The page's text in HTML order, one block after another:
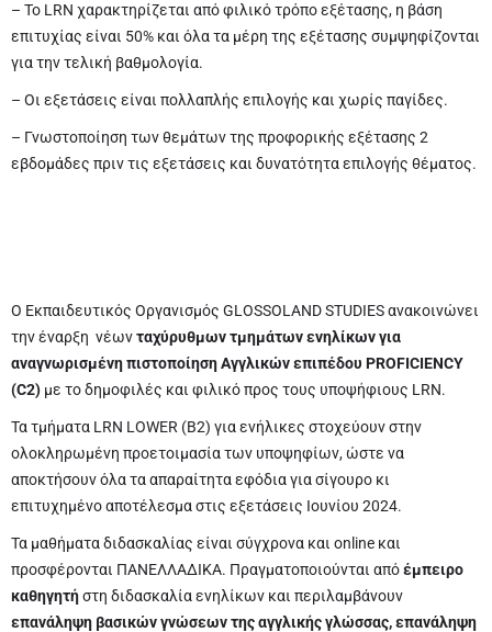
– Το LRN χαρακτηρίζεται από φιλικό τρόπο εξέτασης, η βάση
επιτυχίας είναι 50% και όλα τα μέρη της εξέτασης συμψηφίζονται
για την τελική βαθμολογία.
– Οι εξετάσεις είναι πολλαπλής επιλογής και χωρίς παγίδες.
– Γνωστοποίηση των θεμάτων της προφορικής εξέτασης 2
εβδομάδες πριν τις εξετάσεις και δυνατότητα επιλογής θέματος.
Ο Εκπαιδευτικός Οργανισμός GLOSSOLAND STUDIES ανακοινώνει
την έναρξη νέωνταχύρυθμων τμημάτων ενηλίκων για
αναγνωρισμένη πιστοποίηση Αγγλικών επιπέδου PROFICIENCY
(C2) με το δημοφιλές και φιλικό προς τους υποψήφιους LRN.
Τα τμήματα LRN LOWER (B2) για ενήλικες στοχεύουν στην
ολοκληρωμένη προετοιμασία των υποψηφίων, ώστε να
αποκτήσουν όλα τα απαραίτητα εφόδια για σίγουρο κι
επιτυχημένο αποτέλεσμα στις εξετάσεις Ιουνίου 2024.
Τα μαθήματα διδασκαλίας είναι σύγχρονα και online και
προσφέρονται ΠΑΝΕΛΛΑΔΙΚΑ. Πραγματοποιούνται απόέμπειρο
καθηγητήστη διδασκαλία ενηλίκων και περιλαμβάνουν
επανάληψη βασικών γνώσεων της αγγλικής γλώσσας, επανάληψη